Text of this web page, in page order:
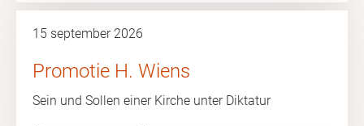
15 september 2026
Promotie H. Wiens
Sein und Sollen einer Kirche unter Diktatur